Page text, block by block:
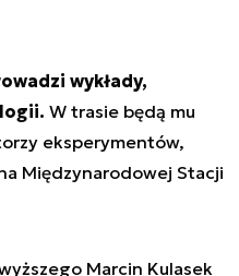
wykłady,
W trasie będą mu
eksperymentów,
Międzynarodowej Stacji
Marcin Kulasek